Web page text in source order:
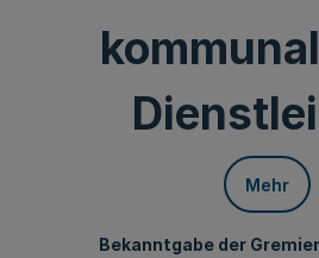
Mehr
Bekanntgabe der